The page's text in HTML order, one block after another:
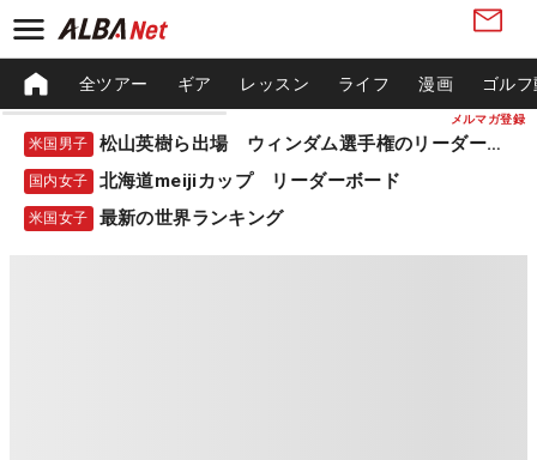
メルマガ登録
全ツアー ギア レッスン ライフ 漫画 ゴル
米国男子 松山英樹ら出場 ウィンダム選手権のリーダーボード
国内女子 北海道meijiカップ リーダーボード
米国女子 最新の世界ランキング